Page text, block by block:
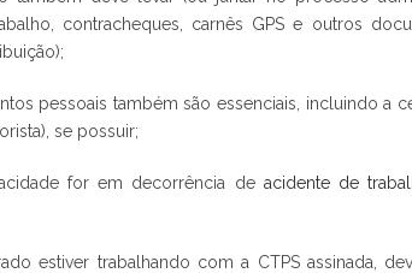
contracheques, carnês GPS e outros
pessoais também são essenciais, incluindo a
se possuir;
for em decorrência de acidente de
estiver trabalhando com a CTPS assinada,